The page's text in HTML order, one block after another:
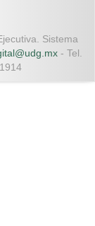
Sistema
- Tel.